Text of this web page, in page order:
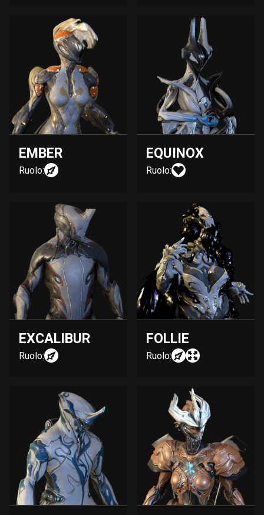
EMBER
Ruolo:
EQUINOX
Ruolo:
EXCALIBUR
Ruolo:
FOLLIE
Ruolo: